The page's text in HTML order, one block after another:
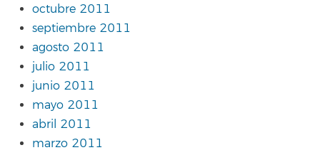
octubre 2011
septiembre 2011
agosto 2011
julio 2011
junio 2011
mayo 2011
abril 2011
marzo 2011